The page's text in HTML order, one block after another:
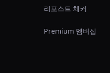
리포스트 체커
Premium 멤버십